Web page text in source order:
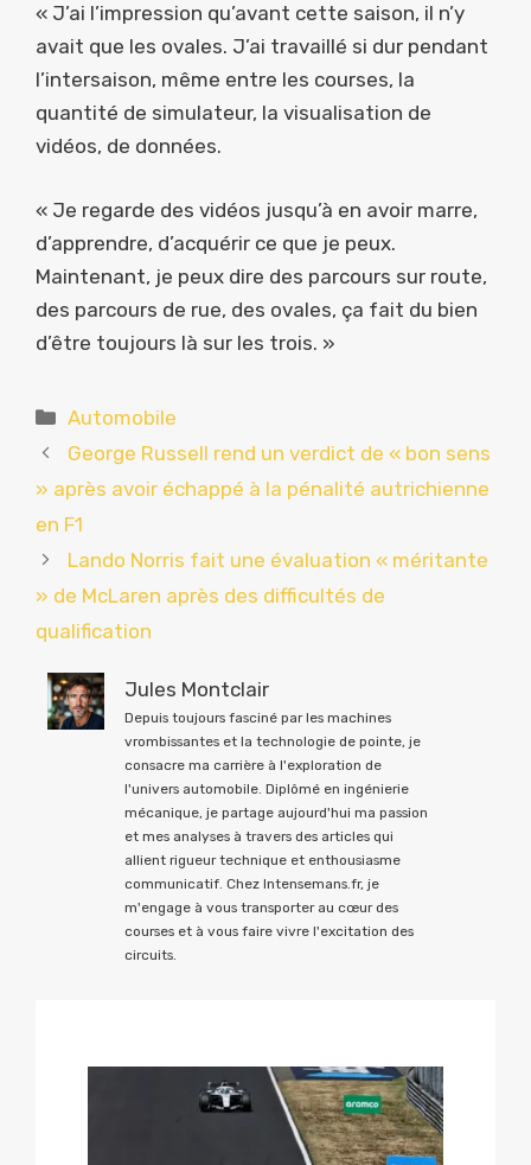
« J’ai l’impression qu’avant cette saison, il n’y
avait que les ovales. J’ai travaillé si dur pendant
l’intersaison, même entre les courses, la
quantité de simulateur, la visualisation de
vidéos, de données.
« Je regarde des vidéos jusqu’à en avoir marre,
d’apprendre, d’acquérir ce que je peux.
Maintenant, je peux dire des parcours sur route,
des parcours de rue, des ovales, ça fait du bien
d’être toujours là sur les trois. »
Catégories
Automobile
George Russell rend un verdict de « bon sens
» après avoir échappé à la pénalité autrichienne
en F1
Lando Norris fait une évaluation « méritante
» de McLaren après des difficultés de
qualification
Jules Montclair
Depuis toujours fasciné par les machines
vrombissantes et la technologie de pointe, je
consacre ma carrière à l'exploration de
l'univers automobile. Diplômé en ingénierie
mécanique, je partage aujourd'hui ma passion
et mes analyses à travers des articles qui
allient rigueur technique et enthousiasme
communicatif. Chez Intensemans.fr, je
m'engage à vous transporter au cœur des
courses et à vous faire vivre l'excitation des
circuits.